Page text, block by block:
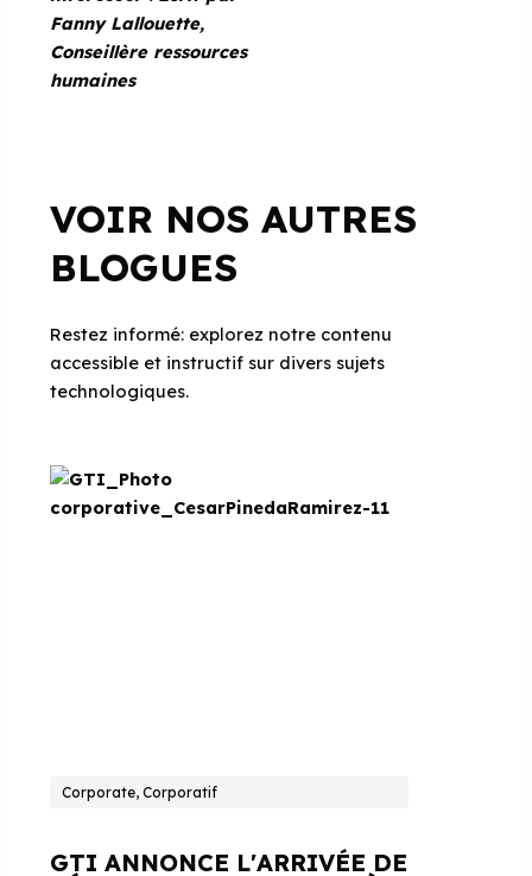
Fanny Lallouette,
Conseillère ressources
humaines
VOIR NOS AUTRES
BLOGUES
Restez informé: explorez notre contenu
accessible et instructif sur divers sujets
technologiques.
Corporate, Corporatif
GTI ANNONCE L'ARRIVÉE DE